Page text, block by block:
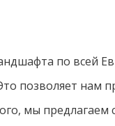
по всей
позволяет нам
мы предлагаем